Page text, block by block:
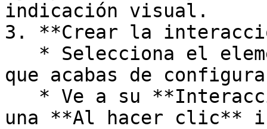
indicación visual.
3. **Crear la
que acabas de
una **Al hacer clic**